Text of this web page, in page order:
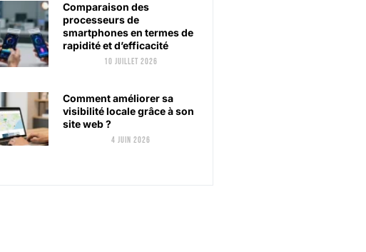
Comparaison des
processeurs de
smartphones en termes de
rapidité et d’efficacité
10 juillet 2026
Comment améliorer sa
visibilité locale grâce à son
site web ?
4 juin 2026